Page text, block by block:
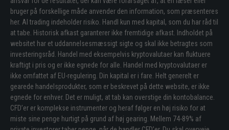
bruger på forskellige måde anvender den information, som præsenteres
her. Al trading indeholder risiko. Handl kun med kapital, som du har råd til
at tabe. Historisk afkast garanterer ikke fremtidige afkast. Indholdet på
websitet har et uddannelsesmæssigt sigte og skal ikke betragtes som
investeringsråd. Handel med eksempelvis kryptovalutaer kan fluktuere
kraftigt i pris og er ikke egnede for alle. Handel med kryptovalutaer er
ikke omfattet af EU-regulering. Din kapital er i fare. Helt generelt er
gearede handelsprodukter, som er beskrevet på dette website, er ikke
egnede for enhver. Det er muligt, at tab kan overstige din kontobalance.
CFD’er er komplekse instrumenter og heraf følger en høj risiko for at
miste sine penge hurtigt på grund af høj gearing. Mellem 74-89% af